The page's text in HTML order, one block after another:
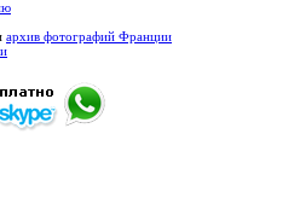
архив фотографий Франции